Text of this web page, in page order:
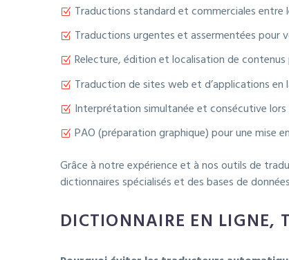
Traductions standard et commerciales entre
Traductions urgentes et assermentées pour
Relecture, édition et localisation de
Traduction de sites web et d’applications en
Interprétation simultanée et consécutive lors
PAO (préparation graphique) pour une mise
Grâce à notre expérience et à nos outils de
dictionnaires spécialisés et des bases de
DICTIONNAIRE EN LIGNE,